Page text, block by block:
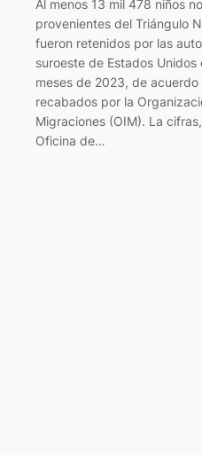
Al menos 13 mil 478 niños
provenientes del Triángulo
fueron retenidos por las
suroeste de Estados
meses de 2023, de
recabados por la
Migraciones (OIM). La
Oficina de…